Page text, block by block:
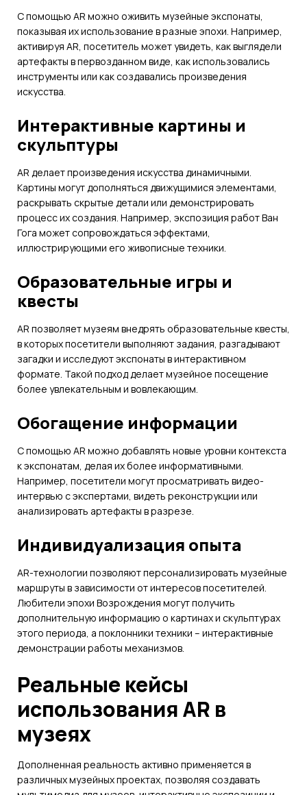
С помощью AR можно оживить музейные экспонаты,
показывая их использование в разные эпохи. Например,
активируя AR, посетитель может увидеть, как выглядели
артефакты в первозданном виде, как использовались
инструменты или как создавались произведения
искусства.
Интерактивные картины и
скульптуры
AR делает произведения искусства динамичными.
Картины могут дополняться движущимися элементами,
раскрывать скрытые детали или демонстрировать
процесс их создания. Например, экспозиция работ Ван
Гога может сопровождаться эффектами,
иллюстрирующими его живописные техники.
Образовательные игры и
квесты
AR позволяет музеям внедрять образовательные квесты,
в которых посетители выполняют задания, разгадывают
загадки и исследуют экспонаты в интерактивном
формате. Такой подход делает музейное посещение
более увлекательным и вовлекающим.
Обогащение информации
С помощью AR можно добавлять новые уровни контекста
к экспонатам, делая их более информативными.
Например, посетители могут просматривать видео-
интервью с экспертами, видеть реконструкции или
анализировать артефакты в разрезе.
Индивидуализация опыта
AR-технологии позволяют персонализировать музейные
маршруты в зависимости от интересов посетителей.
Любители эпохи Возрождения могут получить
дополнительную информацию о картинах и скульптурах
этого периода, а поклонники техники – интерактивные
демонстрации работы механизмов.
Реальные кейсы
использования AR в
музеях
Дополненная реальность активно применяется в
различных музейных проектах, позволяя создавать